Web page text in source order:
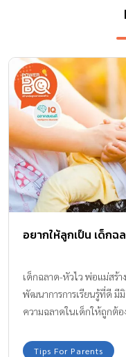
อยากให้ลูกเป็น เด็ก
เด็กฉลาด-หัวไว พ่อแม่สร้
พัฒนาการการเรียนรู้ที่ดี มี
ความฉลาดในเด็กให้ถูกต้อ
Tips For Parents